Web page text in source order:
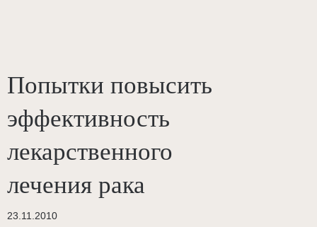
Попытки повысить
эффективность
лекарственного
лечения рака
23.11.2010